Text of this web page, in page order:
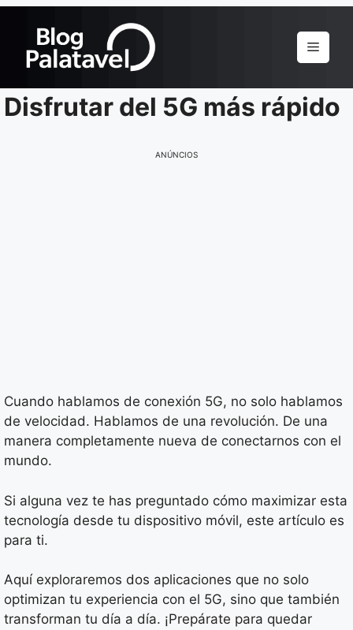
Menu
Disfrutar del 5G más rápido
ANÚNCIOS
Cuando hablamos de conexión 5G, no solo hablamos
de velocidad. Hablamos de una revolución. De una
manera completamente nueva de conectarnos con el
mundo.
Si alguna vez te has preguntado cómo maximizar esta
tecnología desde tu dispositivo móvil, este artículo es
para ti.
Aquí exploraremos dos aplicaciones que no solo
optimizan tu experiencia con el 5G, sino que también
transforman tu día a día. ¡Prepárate para quedar